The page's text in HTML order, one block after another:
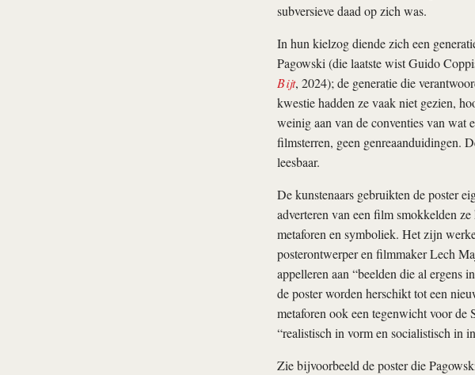
subversieve daad op zich was.
In hun kielzog diende zich een
Pagowski (die laatste wist Guido
Bijt, 2024); de generatie die
kwestie hadden ze vaak niet gezien,
weinig aan van de conventies van wat
filmsterren, geen genreaanduidingen.
leesbaar.
De kunstenaars gebruikten de poster
adverteren van een film smokkelden
metaforen en symboliek. Het zijn
posterontwerper en filmmaker Lech
appelleren aan “beelden die al ergens
de poster worden herschikt tot een
metaforen ook een tegenwicht voor de
“realistisch in vorm en socialistisch in
Zie bijvoorbeeld de poster die